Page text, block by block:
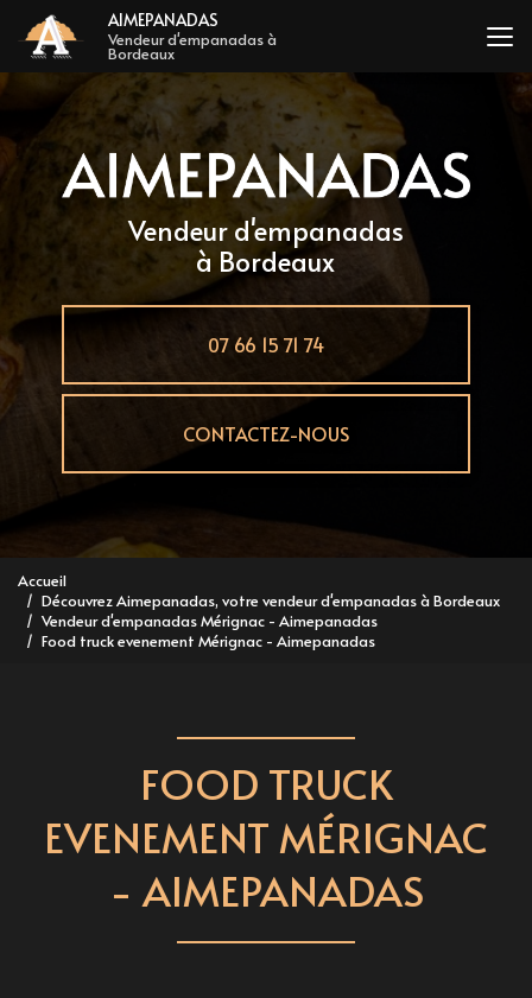
au
contenu
principal
AIMEPANADAS
Vendeur d'empanadas à
Bordeaux
Vendeur d'empanadas
à Bordeaux
07 66 15 71 74
CONTACTEZ-NOUS
Accueil
Découvrez Aimepanadas, votre vendeur d'empanadas à Bordeaux
Vendeur d'empanadas Mérignac - Aimepanadas
Food truck evenement Mérignac - Aimepanadas
FOOD TRUCK
EVENEMENT MÉRIGNAC
- AIMEPANADAS